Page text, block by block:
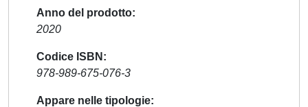
Anno del prodotto
2020
Codice ISBN
978-989-675-076-3
Appare nelle tipologie